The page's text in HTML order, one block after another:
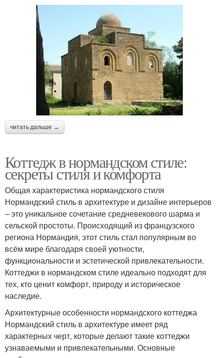
читать дальше →
Коттедж в нормандском стиле:
секреты стиля и комфорта
Общая характеристика нормандского стиля
Нормандский стиль в архитектуре и дизайне интерьеров
– это уникальное сочетание средневекового шарма и
сельской простоты. Происходящий из французского
региона Нормандия, этот стиль стал популярным во
всём мире благодаря своей уютности,
функциональности и эстетической привлекательности.
Коттеджи в нормандском стиле идеально подходят для
тех, кто ценит комфорт, природу и историческое
наследие.
Архитектурные особенности нормандского коттеджа
Нормандский стиль в архитектуре имеет ряд
характерных черт, которые делают такие коттеджи
узнаваемыми и привлекательными. Основные